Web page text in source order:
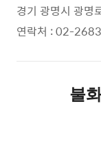
경기 광명시 광
연락처 : 02-